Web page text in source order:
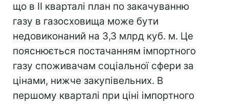
що в II кварталі план по закачуванню
газу в газосховища може бути
недовиконаний на 3,3 млрд куб. м. Це
пояснюється постачанням імпортного
газу споживачам соціальної сфери за
цінами, нижче закупівельних. В
першому кварталі при ціні імпортного